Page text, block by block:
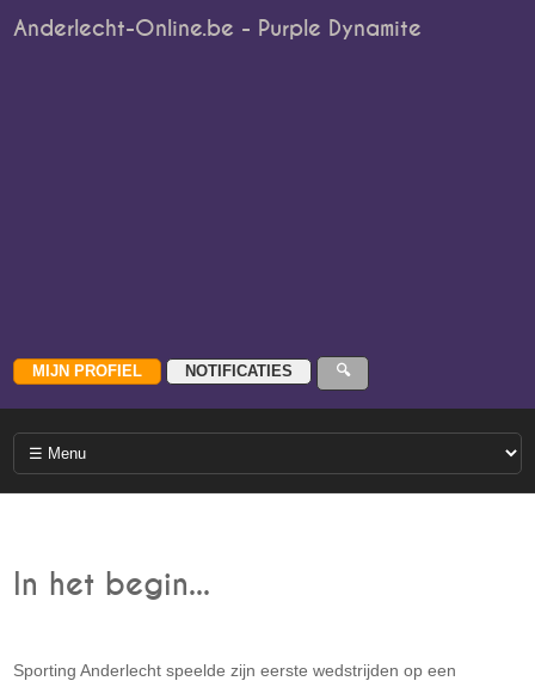
Anderlecht-Online.be - Purple Dynamite
In het begin...
Sporting Anderlecht speelde zijn eerste wedstrijden op een